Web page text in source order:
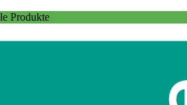
Produkte